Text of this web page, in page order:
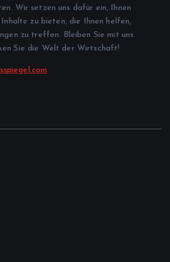
Wir setzen uns dafür ein, Ihnen
zu bieten, die Ihnen helfen,
zu treffen. Bleiben Sie mit uns
Sie die Welt der Wirtschaft!